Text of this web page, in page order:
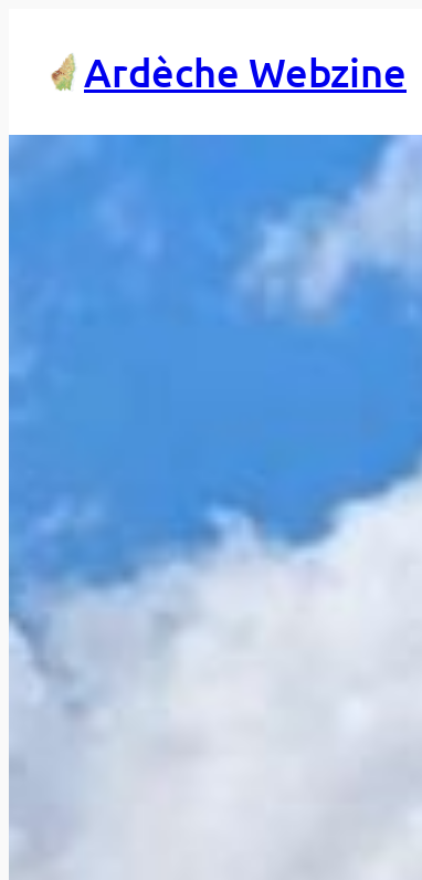
contenuArdèche Webzine